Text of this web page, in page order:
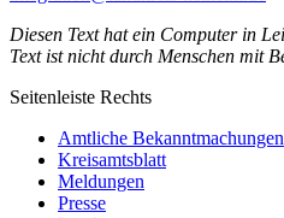
Diesen Text hat ein Computer in
Text ist nicht durch Menschen mit
Seitenleiste Rechts
Amtliche Bekanntmachungen
Kreisamtsblatt
Meldungen
Presse